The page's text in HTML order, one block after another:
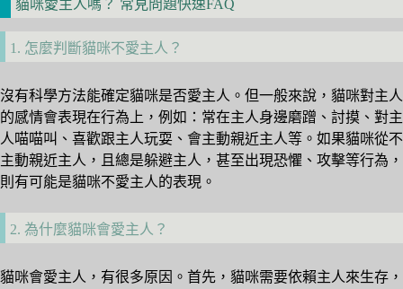
貓咪愛主人嗎？ 常見問題快速FAQ
1. 怎麼判斷貓咪不愛主人？
沒有科學方法能確定貓咪是否愛主人。但一般來說，貓咪對主人
的感情會表現在行為上，例如：常在主人身邊磨蹭、討摸、對主
人喵喵叫、喜歡跟主人玩耍、會主動親近主人等。如果貓咪從不
主動親近主人，且總是躲避主人，甚至出現恐懼、攻擊等行為，
則有可能是貓咪不愛主人的表現。
2. 為什麼貓咪會愛主人？
貓咪會愛主人，有很多原因。首先，貓咪需要依賴主人來生存，